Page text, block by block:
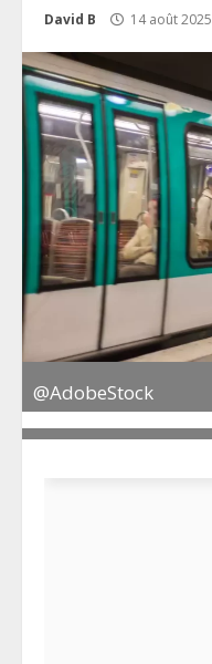
David B 14 août 2025
@AdobeStock